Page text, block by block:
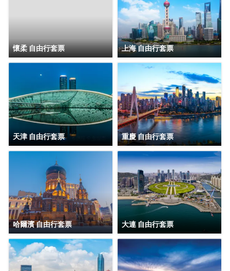
懷柔 自由行套票 上海 自由行套票
天津 自由行套票 重慶 自由行套票
哈爾濱 自由行套票 大連 自由行套票